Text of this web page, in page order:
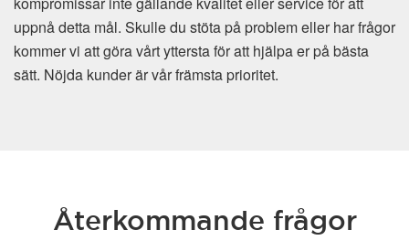
uppnå detta mål. Skulle du stöta på problem eller har frågor
kommer vi att göra vårt yttersta för att hjälpa er på bästa
sätt. Nöjda kunder är vår främsta prioritet.
Återkommande frågor